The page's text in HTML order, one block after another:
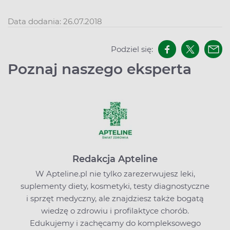
Data dodania: 26.07.2018
Podziel się:
Poznaj naszego eksperta
Redakcja Apteline
W Apteline.pl nie tylko zarezerwujesz leki,
suplementy diety, kosmetyki, testy diagnostyczne
i sprzęt medyczny, ale znajdziesz także bogatą
wiedzę o zdrowiu i profilaktyce chorób.
Edukujemy i zachęcamy do kompleksowego